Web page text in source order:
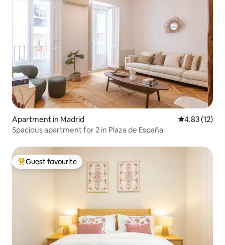
Apartment in Madrid 4.83 out of 5
4.83 (12)
Spacious apartment for 2 in Plaza de España
Top guest favourite
Guest favourite